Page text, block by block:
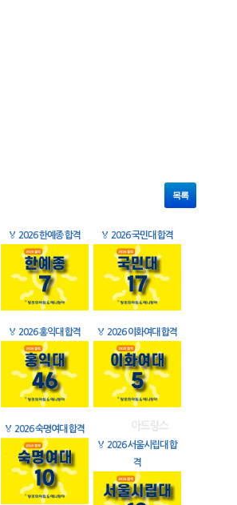
목록
🏅 2026 한예종 합격 🏅 2026 국민대 합격
🏅 2026 홍익대 합격 🏅 2026 이화여대 합격
🏅 2026 숙명여대 합격
🏅 2026 서울시립대 합
격